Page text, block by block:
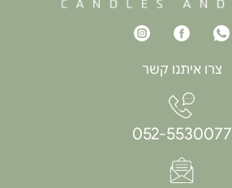
צרו איתנו קשר
052-5530077